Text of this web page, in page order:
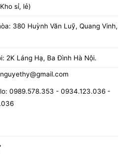
sỉ, lẻ)
380 Huỳnh Văn Luỹ, Quang Vinh,
2K Láng Hạ, Ba Đình Hà Nội.
0989.578.353 - 0934.123.036 -